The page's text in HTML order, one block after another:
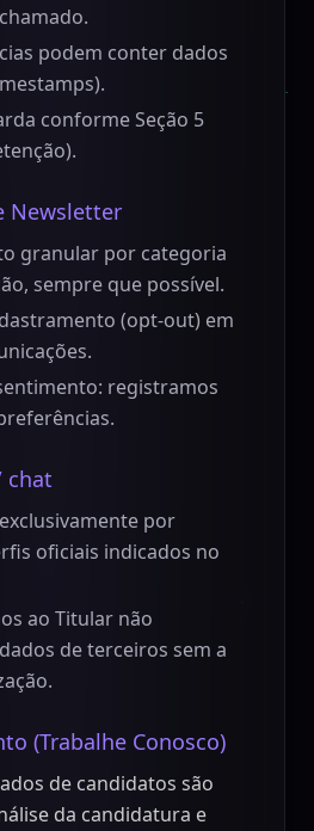
podem conter dados
conforme Seção 5
Newsletter
granular por categoria
sempre que possível.
(opt-out) em
registramos
chat
por
oficiais indicados no
ao Titular não
de terceiros sem a
(Trabalhe Conosco)
de candidatos são
da candidatura e